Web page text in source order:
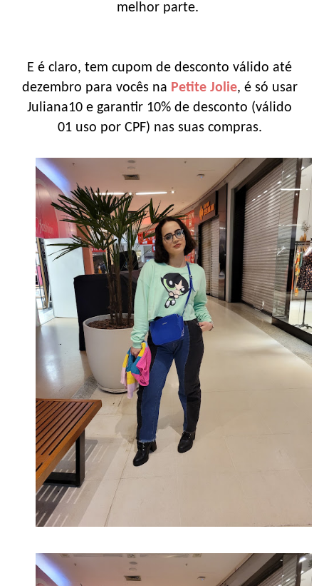
melhor parte.
E é claro, tem cupom de desconto válido até
dezembro para vocês na Petite Jolie, é só usar
Juliana10 e garantir 10% de desconto (válido
01 uso por CPF) nas suas compras.